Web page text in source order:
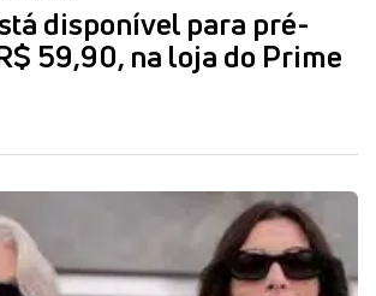
disponível para pré-
59,90, na loja do Prime